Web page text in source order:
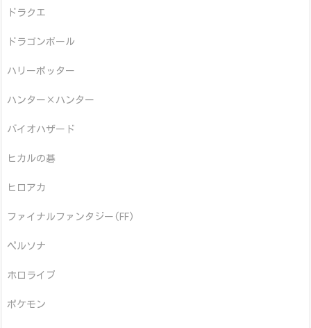
ドラクエ
ドラゴンボール
ハリーポッター
ハンター×ハンター
バイオハザード
ヒカルの碁
ヒロアカ
ファイナルファンタジー(FF)
ペルソナ
ホロライブ
ポケモン